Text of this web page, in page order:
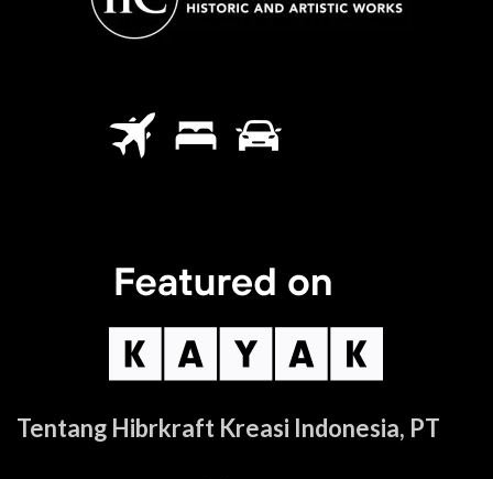
Tentang Hibrkraft Kreasi Indonesia, PT